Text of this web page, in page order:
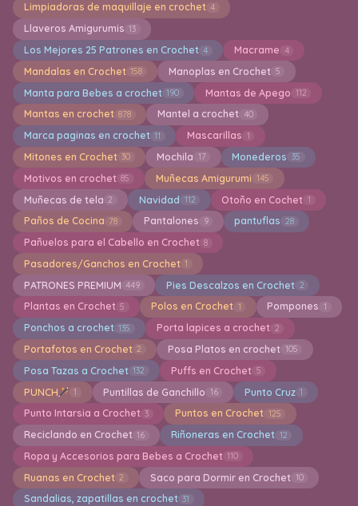
Limpiadoras de maquillaje en crochet 4
Llaveros Amigurumis 13
Los Mejores 25 Patrones en Crochet 4 Macrame 4
Mandalas en Crochet 158 Manoplas en Crochet 5
Manta para Bebes a crochet 190 Mantas de Apego 112
Mantas en crochet 878 Mantel a crochet 40
Marca paginas en crochet 11 Mascarillas 1
Mitones en Crochet 30 Mochila 17 Monederos 35
Motivos en crochet 85 Muñecas Amigurumi 145
Muñecas de tela 2 Navidad 112 Otoño en Cochet 1
Paños de Cocina 78 Pantalones 9 pantuflas 28
Pañuelos para el Cabello en Crochet 8
Pasadores/Ganchos en Crochet 1
PATRONES PREMIUM 449 Pies Descalzos en Crochet 2
Plantas en Crochet 5 Polos en Crochet 1 Pompones 1
Ponchos a crochet 135 Porta lapices a crochet 2
Portafotos en Crochet 2 Posa Platos en crochet 105
Posa Tazas a Crochet 132 Puffs en Crochet 5
PUNCH 1 Puntillas de Ganchillo 16 Punto Cruz 1
Punto Intarsia a Crochet 3 Puntos en Crochet 125
Reciclando en Crochet 16 Riñoneras en Crochet 12
Ropa y Accesorios para Bebes a Crochet 110
Ruanas en Crochet 2 Saco para Dormir en Crochet 10
Sandalias, zapatillas en crochet 31